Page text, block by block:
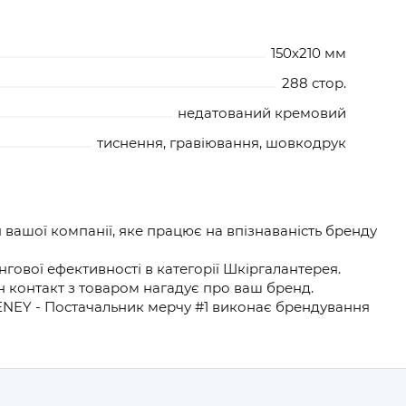
150х210 мм
288 стор.
недатований кремовий
тиснення, гравіювання, шовкодрук
компанії, яке працює на впізнаваність бренду
ефективності в категорії Шкіргалантерея.
контакт з товаром нагадує про ваш бренд.
- Постачальник мерчу #1 виконає брендування